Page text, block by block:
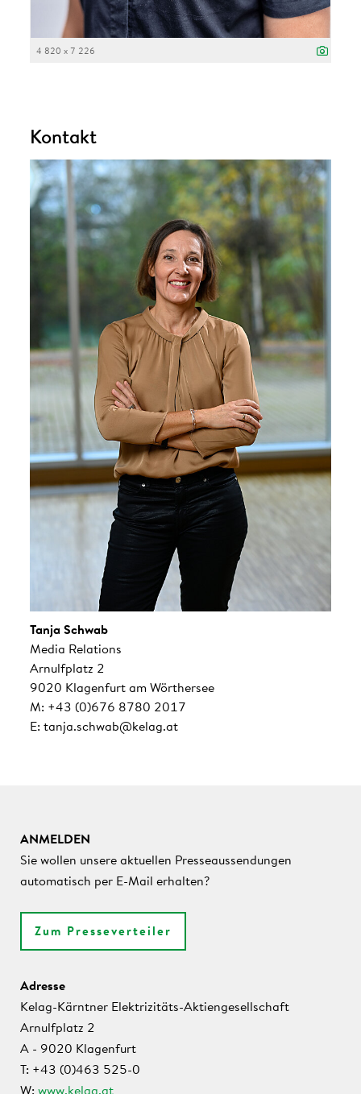
4 820 x 7 226
Kontakt
Tanja Schwab
Media Relations
Arnulfplatz 2
9020 Klagenfurt am Wörthersee
M: +43 (0)676 8780 2017
E: tanja.schwab@kelag.at
ANMELDEN
Sie wollen unsere aktuellen Presseaussendungen
automatisch per E-Mail erhalten?
Zum Presseverteiler
Adresse
Kelag-Kärntner Elektrizitäts-Aktiengesellschaft
Arnulfplatz 2
A - 9020 Klagenfurt
T: +43 (0)463 525-0
W: www.kelag.at